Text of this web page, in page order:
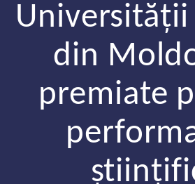
Universității
din
premiate